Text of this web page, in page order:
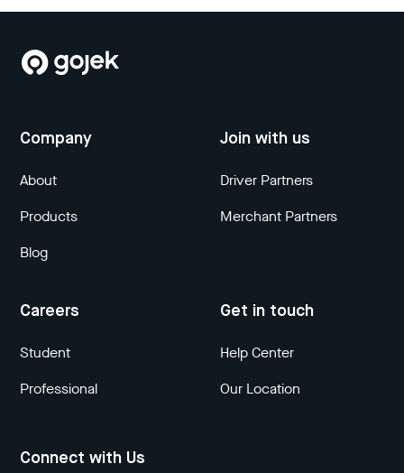
Company
About
Products
Blog
Join with us
Driver Partners
Merchant Partners
Careers
Student
Professional
Get in touch
Help Center
Our Location
Connect with Us